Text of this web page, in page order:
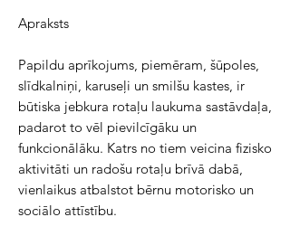
Apraksts
Papildu aprīkojums, piemēram, šūpoles,
slīdkalniņi, karuseļi un smilšu kastes, ir
būtiska jebkura rotaļu laukuma sastāvdaļa,
padarot to vēl pievilcīgāku un
funkcionālāku. Katrs no tiem veicina fizisko
aktivitāti un radošu rotaļu brīvā dabā,
vienlaikus atbalstot bērnu motorisko un
sociālo attīstību.